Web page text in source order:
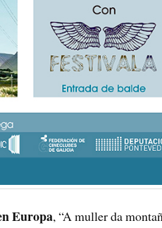
Europa, “A muller da